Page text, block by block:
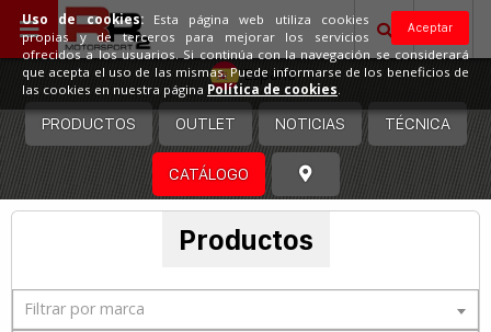
España
PRODUCTOS OUTLET NOTICIAS TÉCNICA
CATÁLOGO
Productos
Filtrar por marca
Aceptar
Uso de cookies:Esta página web utiliza cookies
propias y de terceros para mejorar los servicios
ofrecidos a los usuarios. Si continúa con la navegación se considerará
que acepta el uso de las mismas. Puede informarse de los beneficios de
las cookies en nuestra página Política de cookies.